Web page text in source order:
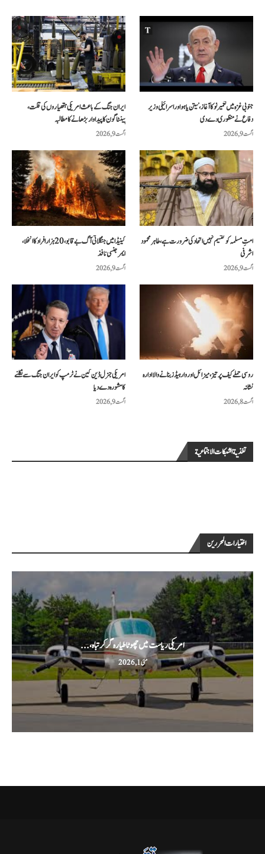
ایران جنگ کے باعث امریکی ہتھیاروں کی قلت،
پینٹاگون کا پیداوار بڑھانے کا مطالبہ
اگست 9, 2026
جنوبی غزہ میں تعمیر نو کا آغاز، نیتن یاہو اور اسرائیلی وزیر
دفاع نے منظوری دے دی
اگست 9, 2026
کینیڈا میں جنگلاتی آگ بے قابو، 20 ہزار افراد کا انخلا،
ایمرجنسی نافذ
اگست 9, 2026
امتِ مسلمہ کو تقسیم نہیں اتحاد کی ضرورت ہے، طاہر محمود
اشرفی
اگست 9, 2026
امریکی جنرل ڈین کین نے ٹرمپ کو ایران جنگ سے نکلنے
کا مشورہ دے دیا
اگست 9, 2026
روسی حملے کیف پر تیز، میزائل اور وار ہیڈز بنانے والا ادارہ
نشانہ
اگست 8, 2026
تغذية الشبكات الاجتماعية
اختيارات المحررين
امریکی ریاست میں چھوٹا طیارہ گر کر تباہ،...
مئی 1, 2026